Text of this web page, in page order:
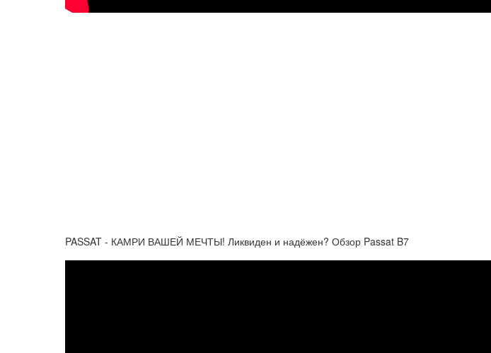
PASSAT - КАМРИ ВАШЕЙ МЕЧТЫ! Ликвиден и надёжен? Обзор Passat B7